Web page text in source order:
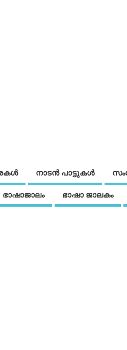
നാടന്‍ പാട്ടുകള്‍
ഭാഷാജാലം ഭാഷാ ജാലകം